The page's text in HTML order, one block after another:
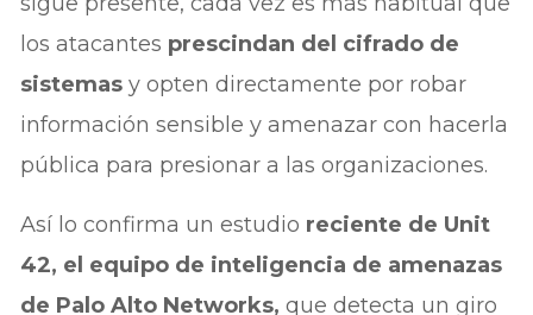
los atacantes prescindan del cifrado de
sistemas y opten directamente por robar
información sensible y amenazar con hacerla
pública para presionar a las organizaciones.
Así lo confirma un estudio reciente de Unit
42, el equipo de inteligencia de amenazas
de Palo Alto Networks, que detecta un giro